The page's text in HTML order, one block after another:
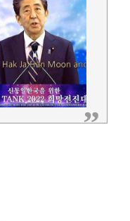
ールズバンドのボ
『こう』なってし
い理由がわかる
って驚くぞ
マと旅行に行きた